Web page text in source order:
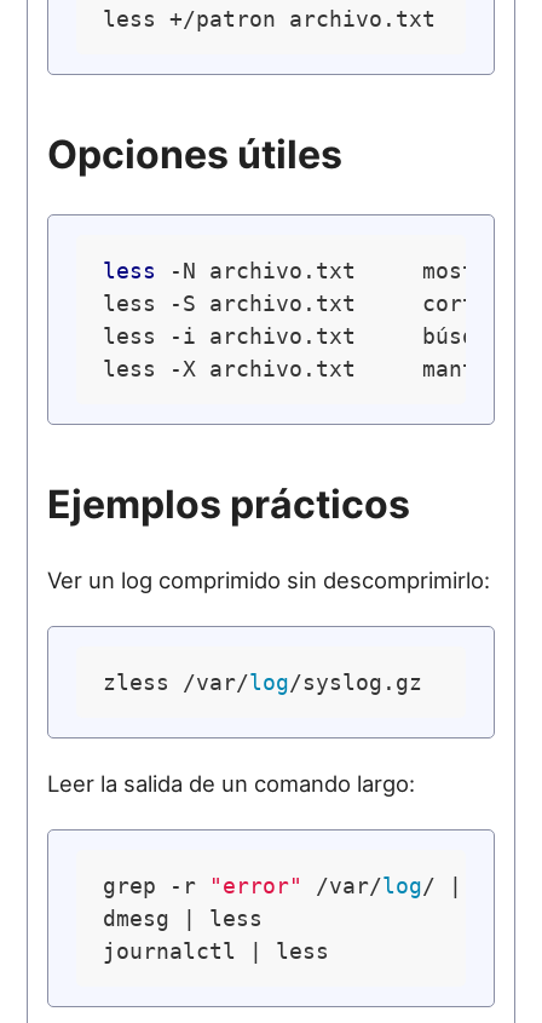
less +/patron archivo.txt
Opciones útiles
less
-N archivo.txt     mostrar
less -S archivo.txt     cortar
less -i archivo.txt     búsqueda
Ejemplos prácticos
Ver un log comprimido sin descomprimirlo:
zless /var/log
Leer la salida de un comando largo:
grep -r "error" /var/log/ | less
dmesg | less